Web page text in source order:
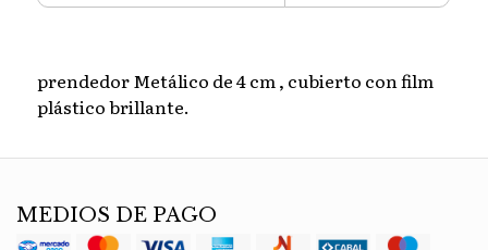
prendedor Metálico de 4 cm , cubierto con film
plástico brillante.
MEDIOS DE PAGO